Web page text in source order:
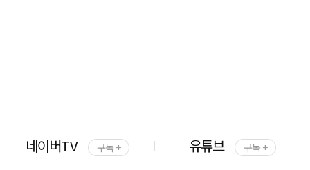
네이버TV 구독 + 유튜브 구독 +